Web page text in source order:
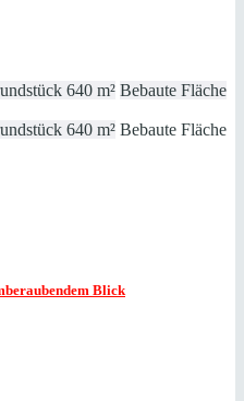
640 m² Bebaute Fläche
640 m² Bebaute Fläche
Blick